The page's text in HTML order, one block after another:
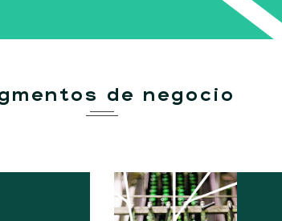
de negocio